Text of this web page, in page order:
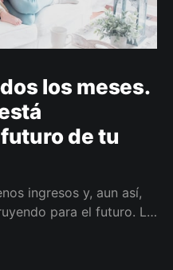
los meses.
de tu
ingresos y, aun así,
para el futuro. La
un propósito, un plazo